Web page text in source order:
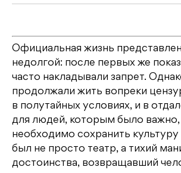
Официальная жизнь
недолгой: после первых же
часто накладывали запрет.
продолжали жить вопреки
в полутайных условиях, и в
для людей, которым было важно,
необходимо сохранить
был не просто театр, а тихий
достоинства, возвращавший